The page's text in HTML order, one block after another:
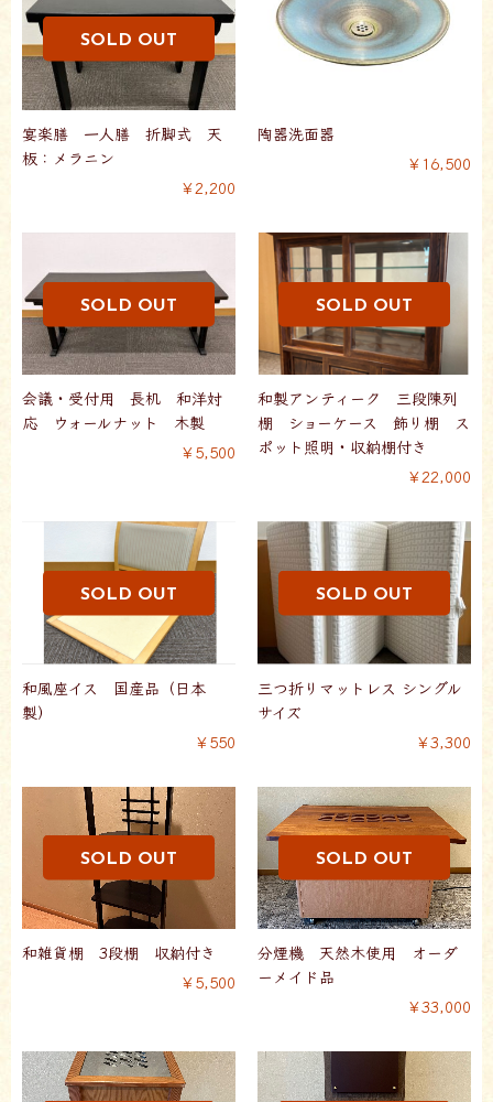
宴楽膳 一人膳 折脚式 天
板：メラニン
￥2,200
陶器洗面器
￥16,500
会議・受付用 長机 和洋対
応 ウォールナット 木製
￥5,500
和製アンティーク 三段陳列
棚 ショーケース 飾り棚 ス
ポット照明・収納棚付き
￥22,000
和風座イス 国産品（日本
製）
￥550
三つ折りマットレス シングル
サイズ
￥3,300
和雑貨棚 3段棚 収納付き
￥5,500
分煙機 天然木使用 オーダ
ーメイド品
￥33,000